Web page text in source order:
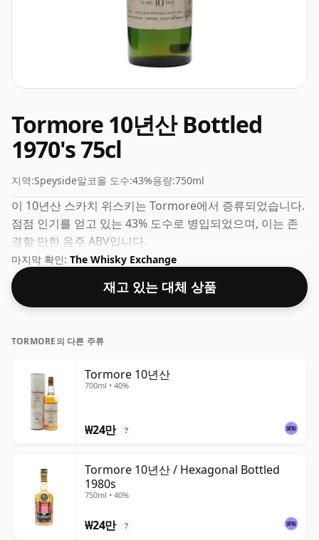
Tormore 10년산 Bottled
1970's 75cl
지역:Speyside알코올 도수:43%용량:750ml
이 10년산 스카치 위스키는 Tormore에서 증류되었습니다.
점점 인기를 얻고 있는 43% 도수로 병입되었으며, 이는 존
경할 만한 음주 ABV입니다.
마지막 확인: The Whisky Exchange
재고 있는 대체 상품
TORMORE의 다른 주류
Tormore 10년산
700ml • 40%
₩24만 ?
Tormore 10년산 / Hexagonal Bottled
1980s
750ml • 40%
₩24만 ?